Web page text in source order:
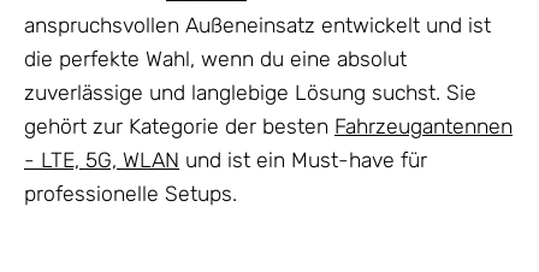
anspruchsvollen Außeneinsatz entwickelt und ist
die perfekte Wahl, wenn du eine absolut
zuverlässige und langlebige Lösung suchst. Sie
gehört zur Kategorie der besten Fahrzeugantennen
- LTE, 5G, WLAN und ist ein Must-have für
professionelle Setups.